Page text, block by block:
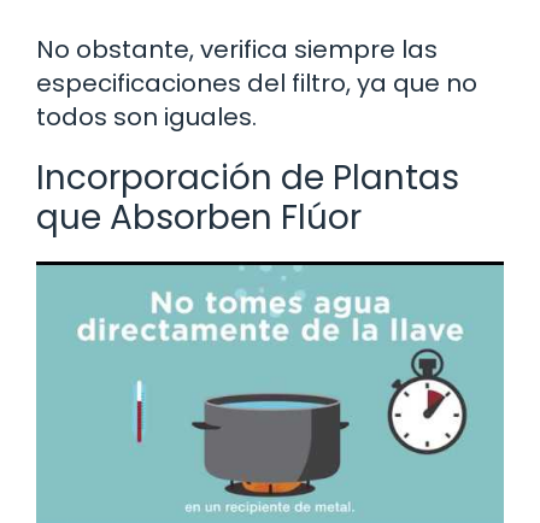
No obstante, verifica siempre las
especificaciones del filtro, ya que no
todos son iguales.
Incorporación de Plantas
que Absorben Flúor